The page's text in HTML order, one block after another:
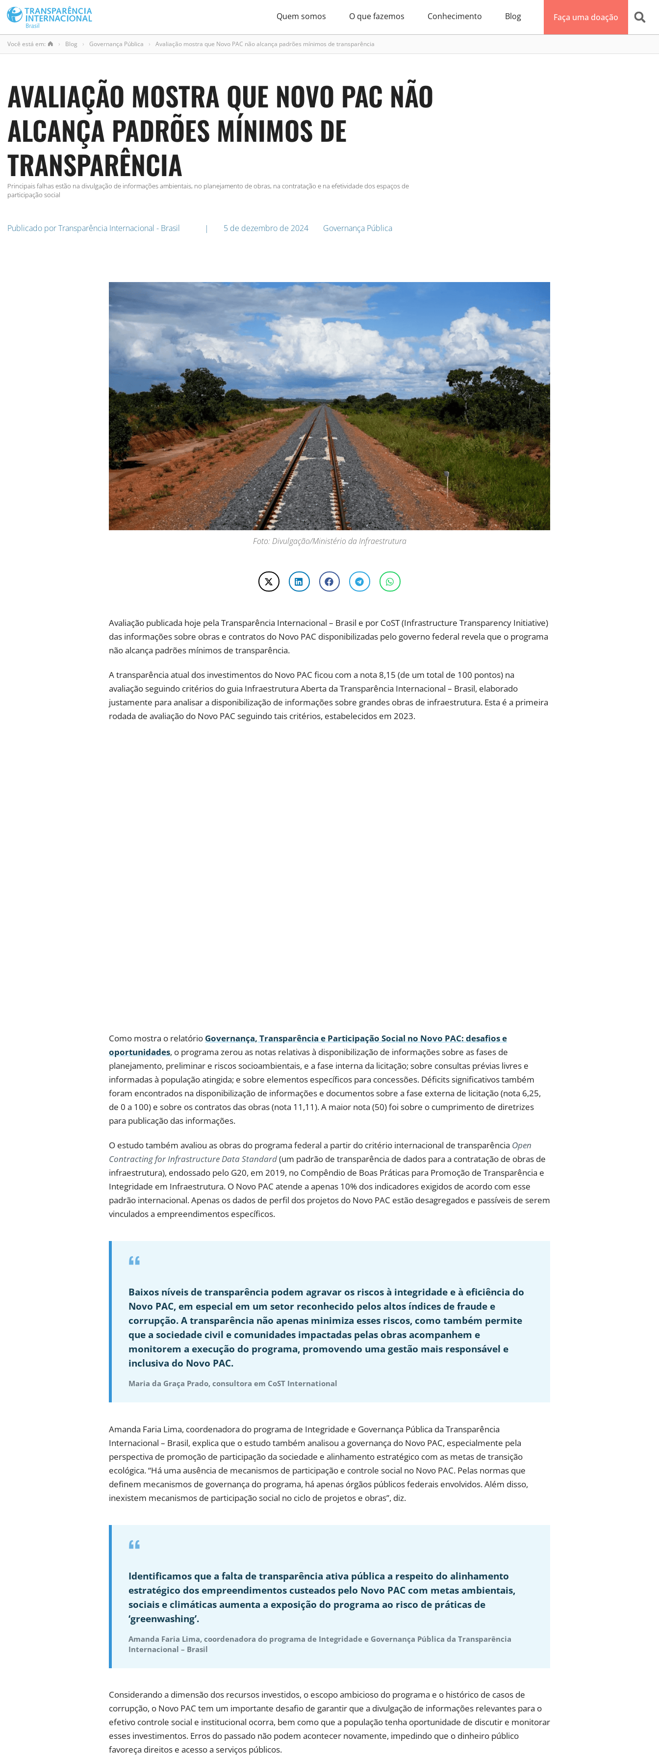
Quem somos O que fazemos Conhecimento Blog Faça uma doação
Você está em: › Blog › Governança Pública › Avaliação mostra que Novo PAC não alcança padrões mínimos de transparência
AVALIAÇÃO MOSTRA QUE NOVO PAC NÃO
ALCANÇA PADRÕES MÍNIMOS DE
TRANSPARÊNCIA
Principais falhas estão na divulgação de informações ambientais, no planejamento de obras, na contratação e na efetividade dos espaços de
participação social
Publicado porTransparência Internacional - Brasil | 5 de dezembro de 2024 Governança Pública
Foto: Divulgação/Ministério da Infraestrutura
Avaliação publicada hoje pela Transparência Internacional – Brasil e por CoST (Infrastructure Transparency Initiative)
das informações sobre obras e contratos do Novo PAC disponibilizadas pelo governo federal revela que o programa
não alcança padrões mínimos de transparência.
A transparência atual dos investimentos do Novo PAC ficou com a nota 8,15 (de um total de 100 pontos) na
avaliação seguindo critérios do guia Infraestrutura Aberta da Transparência Internacional – Brasil, elaborado
justamente para analisar a disponibilização de informações sobre grandes obras de infraestrutura. Esta é a primeira
rodada de avaliação do Novo PAC seguindo tais critérios, estabelecidos em 2023.
Como mostra o relatório Governança, Transparência e Participação Social no Novo PAC: desafios e
oportunidades, o programa zerou as notas relativas à disponibilização de informações sobre as fases de
planejamento, preliminar e riscos socioambientais, e a fase interna da licitação; sobre consultas prévias livres e
informadas à população atingida; e sobre elementos específicos para concessões. Déficits significativos também
foram encontrados na disponibilização de informações e documentos sobre a fase externa de licitação (nota 6,25,
de 0 a 100) e sobre os contratos das obras (nota 11,11). A maior nota (50) foi sobre o cumprimento de diretrizes
para publicação das informações.
O estudo também avaliou as obras do programa federal a partir do critério internacional de transparência Open
Contracting for Infrastructure Data Standard(um padrão de transparência de dados para a contratação de obras de
infraestrutura), endossado pelo G20, em 2019, no Compêndio de Boas Práticas para Promoção de Transparência e
Integridade em Infraestrutura. O Novo PAC atende a apenas 10% dos indicadores exigidos de acordo com esse
padrão internacional. Apenas os dados de perfil dos projetos do Novo PAC estão desagregados e passíveis de serem
vinculados a empreendimentos específicos.
Baixos níveis de transparência podem agravar os riscos à integridade e à eficiência do
Novo PAC, em especial em um setor reconhecido pelos altos índices de fraude e
corrupção. A transparência não apenas minimiza esses riscos, como também permite
que a sociedade civil e comunidades impactadas pelas obras acompanhem e
monitorem a execução do programa, promovendo uma gestão mais responsável e
inclusiva do Novo PAC.
Maria da Graça Prado, consultora em CoST International
Amanda Faria Lima, coordenadora do programa de Integridade e Governança Pública da Transparência
Internacional – Brasil, explica que o estudo também analisou a governança do Novo PAC, especialmente pela
perspectiva de promoção de participação da sociedade e alinhamento estratégico com as metas de transição
ecológica. “Há uma ausência de mecanismos de participação e controle social no Novo PAC. Pelas normas que
definem mecanismos de governança do programa, há apenas órgãos públicos federais envolvidos. Além disso,
inexistem mecanismos de participação social no ciclo de projetos e obras”, diz.
Identificamos que a falta de transparência ativa pública a respeito do alinhamento
estratégico dos empreendimentos custeados pelo Novo PAC com metas ambientais,
sociais e climáticas aumenta a exposição do programa ao risco de práticas de
‘greenwashing’.
Amanda Faria Lima, coordenadora do programa de Integridade e Governança Pública da Transparência
Internacional – Brasil
Considerando a dimensão dos recursos investidos, o escopo ambicioso do programa e o histórico de casos de
corrupção, o Novo PAC tem um importante desafio de garantir que a divulgação de informações relevantes para o
efetivo controle social e institucional ocorra, bem como que a população tenha oportunidade de discutir e monitorar
esses investimentos. Erros do passado não podem acontecer novamente, impedindo que o dinheiro público
favoreça direitos e acesso a serviços públicos.